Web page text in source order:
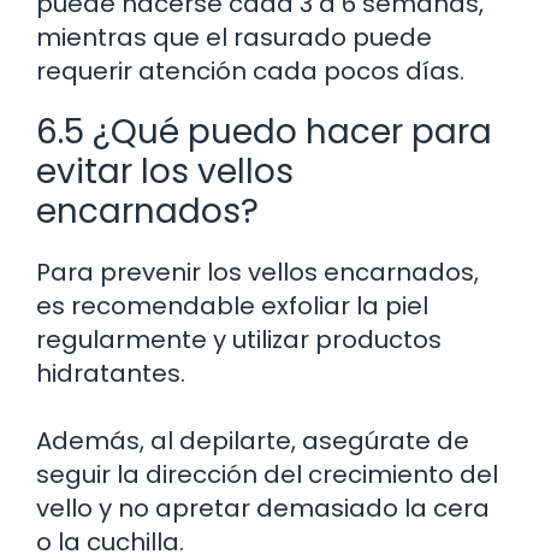
mientras que el rasurado puede
requerir atención cada pocos días.
6.5 ¿Qué puedo hacer para
evitar los vellos
encarnados?
Para prevenir los vellos encarnados,
es recomendable exfoliar la piel
regularmente y utilizar productos
hidratantes.
Además, al depilarte, asegúrate de
seguir la dirección del crecimiento del
vello y no apretar demasiado la cera
o la cuchilla.